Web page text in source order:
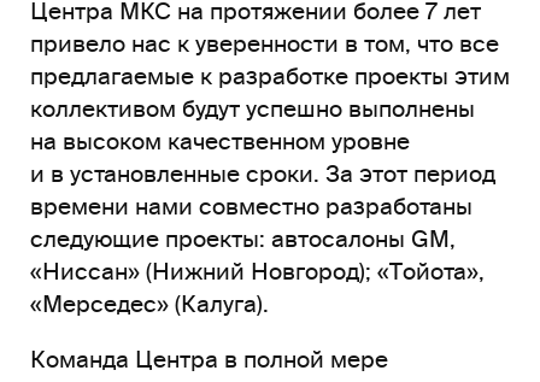
Центра МКС на протяжении более 7 лет
привело нас к уверенности в том, что все
предлагаемые к разработке проекты этим
коллективом будут успешно выполнены
на высоком качественном уровне
и в установленные сроки. За этот период
времени нами совместно разработаны
следующие проекты: автосалоны GM,
«Ниссан» (Нижний Новгород); «Tойота»,
«Мерседес» (Калуга).
Команда Центра в полной мере